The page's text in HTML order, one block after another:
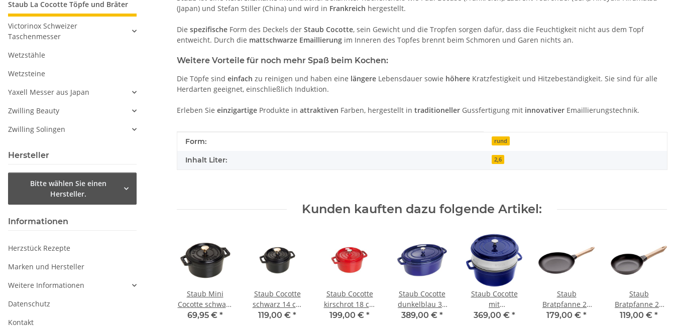
(Japan) und Stefan Stiller (China) und wird in Frankreich hergestellt.
Die spezifische Form des Deckels der Staub Cocotte, sein Gewicht und die Tropfen sorgen dafür, dass die Feuchtigkeit nicht aus dem Topf
entweicht. Durch die mattschwarze Emaillierung im Inneren des Topfes brennt beim Schmoren und Garen nichts an.
Weitere Vorteile für noch mehr Spaß beim Kochen:
Die Töpfe sind einfach zu reinigen und haben eine längere Lebensdauer sowie höhere Kratzfestigkeit und Hitzebeständigkeit. Sie sind für alle
Herdarten geeignet, einschließlich Induktion.
Erleben Sie einzigartige Produkte in attraktiven Farben, hergestellt in traditioneller Gussfertigung mit innovativer Emaillierungstechnik.
Produkteigenschaft
Wert
Form: rund
Inhalt Liter: 2,6
Kunden kauften dazu folgende Artikel:
Staub Mini
Cocotte schwarz
10 cm rund 0,25
69,95 € *
Staub Cocotte
schwarz 14 cm
rund 0,8 l
119,00 € *
Staub Cocotte
kirschrot 18 cm
rund 1,7 l
199,00 € *
Staub Cocotte
dunkelblau 33
cm oval 6,7 l
389,00 € *
Staub Cocotte
mit
Dämpfeinsatz
369,00 € *
Staub
Bratpfanne 28
cm mit Holzgriff
179,00 € *
Staub
Bratpfanne 20
cm mit Holzgriff
119,00 € *
Staub La Cocotte Töpfe und Bräter
Victorinox Schweizer
Taschenmesser
Wetzstähle
Wetzsteine
Yaxell Messer aus Japan
Zwilling Beauty
Zwilling Solingen
Hersteller
Bitte wählen Sie einen
Hersteller.
Informationen
Herzstück Rezepte
Marken und Hersteller
Weitere Informationen
Datenschutz
Kontakt